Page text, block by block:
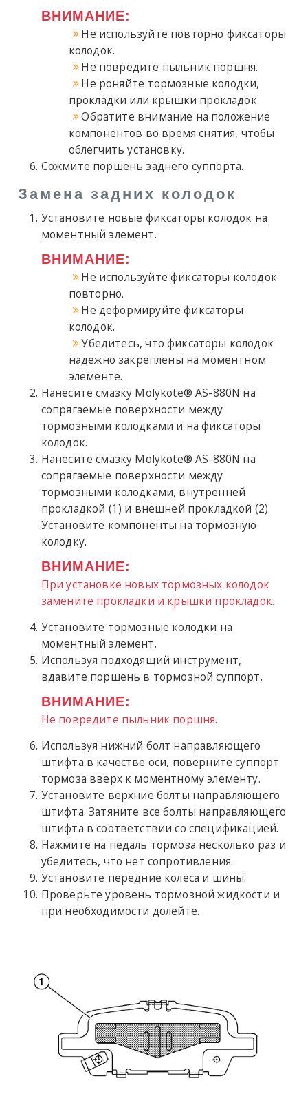
ВНИМАНИЕ:
Не используйте повторно фиксаторы
колодок.
Не повредите пыльник поршня.
Не роняйте тормозные колодки,
прокладки или крышки прокладок.
Обратите внимание на положение
компонентов во время снятия, чтобы
облегчить установку.
Сожмите поршень заднего суппорта.
Замена задних колодок
Установите новые фиксаторы колодок на
моментный элемент.
ВНИМАНИЕ:
Не используйте фиксаторы колодок
повторно.
Не деформируйте фиксаторы
колодок.
Убедитесь, что фиксаторы колодок
надежно закреплены на моментном
элементе.
Нанесите смазку Molykote® AS-880N на
сопрягаемые поверхности между
тормозными колодками и на фиксаторы
колодок.
Нанесите смазку Molykote® AS-880N на
сопрягаемые поверхности между
тормозными колодками, внутренней
прокладкой (1) и внешней прокладкой (2).
Установите компоненты на тормозную
колодку.
ВНИМАНИЕ:
При установке новых тормозных колодок
замените прокладки и крышки прокладок.
Установите тормозные колодки на
моментный элемент.
Используя подходящий инструмент,
вдавите поршень в тормозной суппорт.
ВНИМАНИЕ:
Не повредите пыльник поршня.
Используя нижний болт направляющего
штифта в качестве оси, поверните суппорт
тормоза вверх к моментному элементу.
Установите верхние болты направляющего
штифта. Затяните все болты направляющего
штифта в соответствии со спецификацией.
Нажмите на педаль тормоза несколько раз и
убедитесь, что нет сопротивления.
Установите передние колеса и шины.
Проверьте уровень тормозной жидкости и
при необходимости долейте.